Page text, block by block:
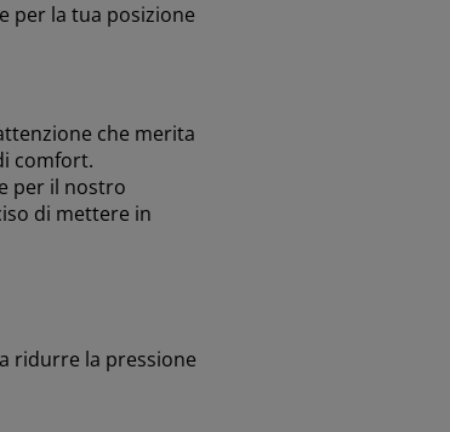
per la tua posizione
che merita
comfort.
per il nostro
di mettere in
ridurre la pressione